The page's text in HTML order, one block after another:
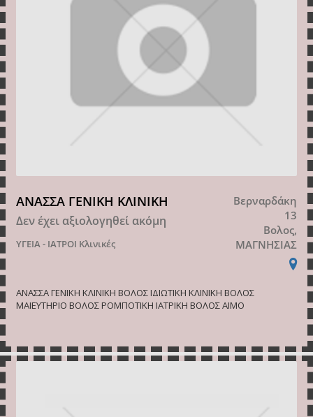
ΑΝΑΣΣΑ ΓΕΝΙΚΗ ΚΛΙΝΙΚΗ
Δεν έχει αξιολογηθεί ακόμη
ΥΓΕΙΑ - ΙΑΤΡΟΙ Κλινικές
Βερναρδάκη
13
Βολος,
ΜΑΓΝΗΣΙΑΣ
ΑΝΑΣΣΑ ΓΕΝΙΚΗ ΚΛΙΝΙΚΗ ΒΟΛΟΣ ΙΔΙΩΤΙΚΗ ΚΛΙΝΙΚΗ ΒΟΛΟΣ
ΜΑΙΕΥΤΗΡΙΟ ΒΟΛΟΣ ΡΟΜΠΟΤΙΚΗ ΙΑΤΡΙΚΗ ΒΟΛΟΣ ΑΙΜΟ